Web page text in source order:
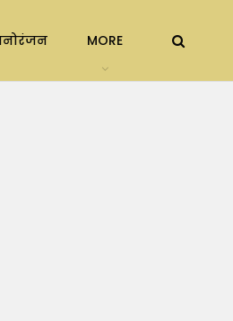
MORE